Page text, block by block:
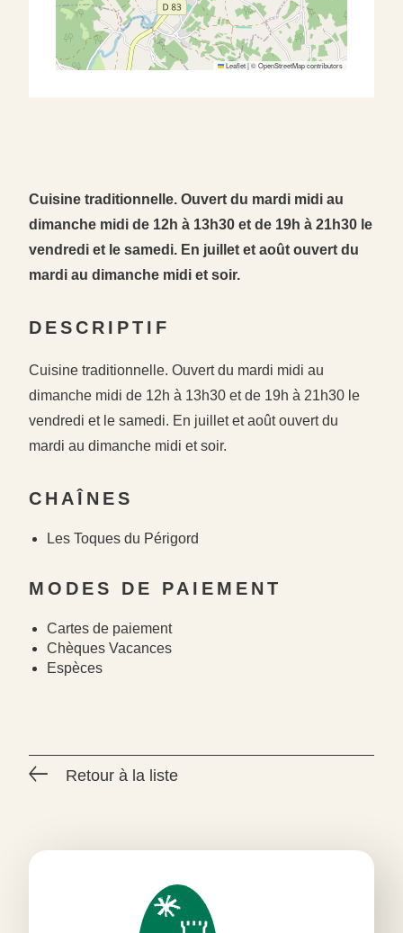
Cuisine traditionnelle. Ouvert du mardi midi au
dimanche midi de 12h à 13h30 et de 19h à 21h30 le
vendredi et le samedi. En juillet et août ouvert du
mardi au dimanche midi et soir.
DESCRIPTIF
Cuisine traditionnelle. Ouvert du mardi midi au
dimanche midi de 12h à 13h30 et de 19h à 21h30 le
vendredi et le samedi. En juillet et août ouvert du
mardi au dimanche midi et soir.
CHAÎNES
Les Toques du Périgord
MODES DE PAIEMENT
Cartes de paiement
Chèques Vacances
Espèces
Retour à la liste
Leaflet|©OpenStreetMapcontributors